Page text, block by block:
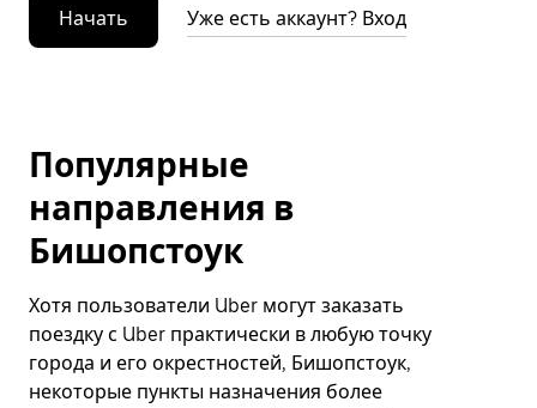
Начать Уже есть аккаунт? Вход
Популярные
направления в
Бишопстоук
Хотя пользователи Uber могут заказать
поездку с Uber практически в любую точку
города и его окрестностей, Бишопстоук,
некоторые пункты назначения более